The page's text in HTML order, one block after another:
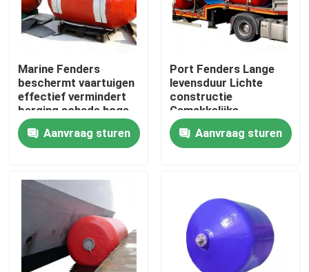
Thuis
Producten
Over ons
Fabriekstocht
Marine Fenders
beschermt vaartuigen
effectief vermindert
berging schade hoge
compressie herstel
Aanvraag sturen
Port Fenders Lange
levensduur Lichte
constructie
Gemakkelijke
installatie
Aanvraag sturen